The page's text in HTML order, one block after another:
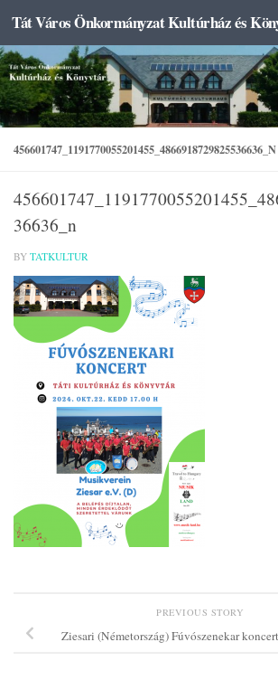
Skip to content
456601747_1191770055201455_4866918729825536636_N
36636_n
BY TATKULTUR
PREVIOUS STORY
Ziesari (Németország) Fúvószenekar